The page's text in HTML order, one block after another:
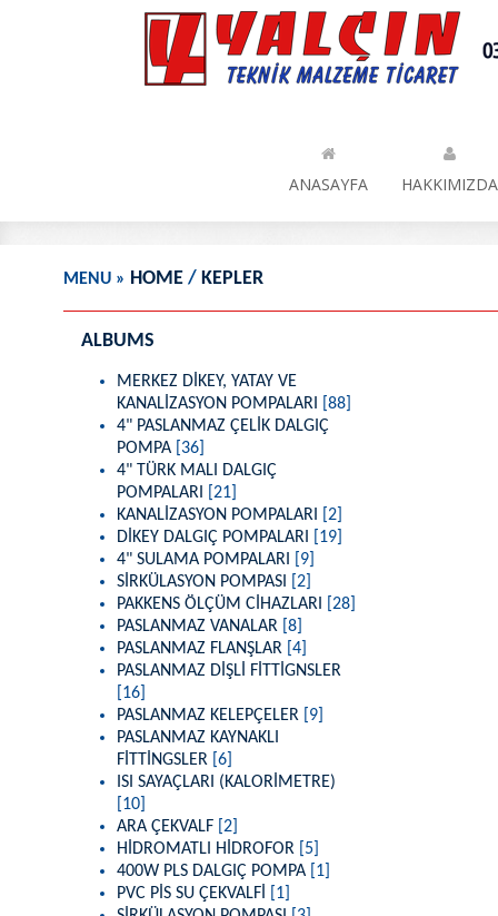
MENU » HOME / KEPLER
ALBUMS
MERKEZ DİKEY, YATAY VE
KANALİZASYON POMPALARI
[88]
4" PASLANMAZ ÇELİK DALGIÇ
POMPA
[36]
4" TÜRK MALI DALGIÇ
POMPALARI
[21]
KANALİZASYON POMPALARI
[2]
DİKEY DALGIÇ POMPALARI
[19]
4" SULAMA POMPALARI
[9]
SİRKÜLASYON POMPASI
[2]
PAKKENS ÖLÇÜM CİHAZLARI
[28]
PASLANMAZ VANALAR [8]
PASLANMAZ FLANŞLAR [4]
PASLANMAZ DİŞLİ FİTTİGNSLER
[16]
PASLANMAZ KELEPÇELER
[9]
PASLANMAZ KAYNAKLI
FİTTİNGSLER [6]
ISI SAYAÇLARI (KALORİMETRE)
[10]
ARA ÇEKVALF [2]
HİDROMATLI HİDROFOR
[5]
400W PLS DALGIÇ POMPA
[1]
PVC PİS SU ÇEKVALFİ
[1]